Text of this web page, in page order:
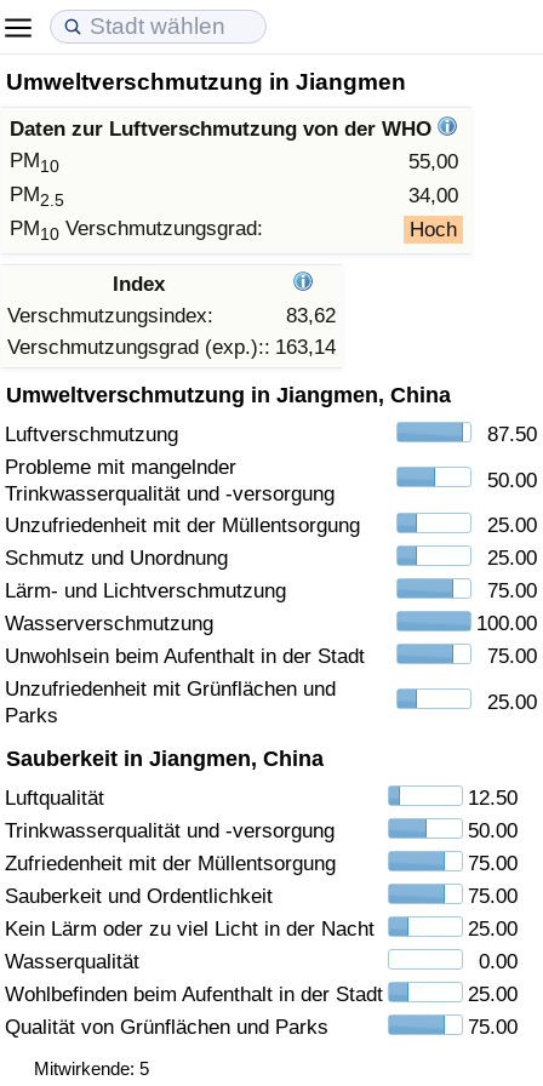
Umweltverschmutzung in Jiangmen
Daten zur Luftverschmutzung von der WHO
PM10
55,00
PM2.5
34,00
PM10 Verschmutzungsgrad: Hoch
Index
Verschmutzungsindex:
83,62
Verschmutzungsgrad (exp.):: 163,14
Umweltverschmutzung in Jiangmen, China
Luftverschmutzung
87.50
Probleme mit mangelnder
Trinkwasserqualität und -versorgung
50.00
Unzufriedenheit mit der Müllentsorgung
25.00
Schmutz und Unordnung
25.00
Lärm- und Lichtverschmutzung
75.00
Wasserverschmutzung
100.00
Unwohlsein beim Aufenthalt in der Stadt
75.00
Unzufriedenheit mit Grünflächen und
Parks
25.00
Sauberkeit in Jiangmen, China
Luftqualität
12.50
Trinkwasserqualität und -versorgung
50.00
Zufriedenheit mit der Müllentsorgung
75.00
Sauberkeit und Ordentlichkeit
75.00
Kein Lärm oder zu viel Licht in der Nacht
25.00
Wasserqualität
0.00
Wohlbefinden beim Aufenthalt in der Stadt
25.00
Qualität von Grünflächen und Parks
75.00
Mitwirkende: 5
Lebenshaltungskosten
Lebenshaltungskosten-Index (aktuell)
Lebenshaltungskosten-Index
Lebenshaltungskosten-Index nach Land
in Akaba
Immobilienpreise
Immobilienpreis-Index (aktuell)
Immobilienpreis-Index
Immobilienpreis-Index nach Land
Lebensqualität
Lebensqualität-Index
Lebensqualität-Index (aktuell)
Lebensqualitätsindex nach Land
Kriminalität
Kriminalitäts-Index (aktuell)
Kriminalitäts-Index
Kriminalitätsindex nach Land
Gesundheitsversorgung
Gesundheitsversorgungs-Index (aktuell)
Gesundheitsversorgungs-Index
Gesundheitsversorgungs-Index nach Land
Umweltverschmutzung
Umweltverschmutzungs-Index (aktuell)
Verschmutzungsindex
Umweltverschmutzungs-Index nach Land
Verkehr